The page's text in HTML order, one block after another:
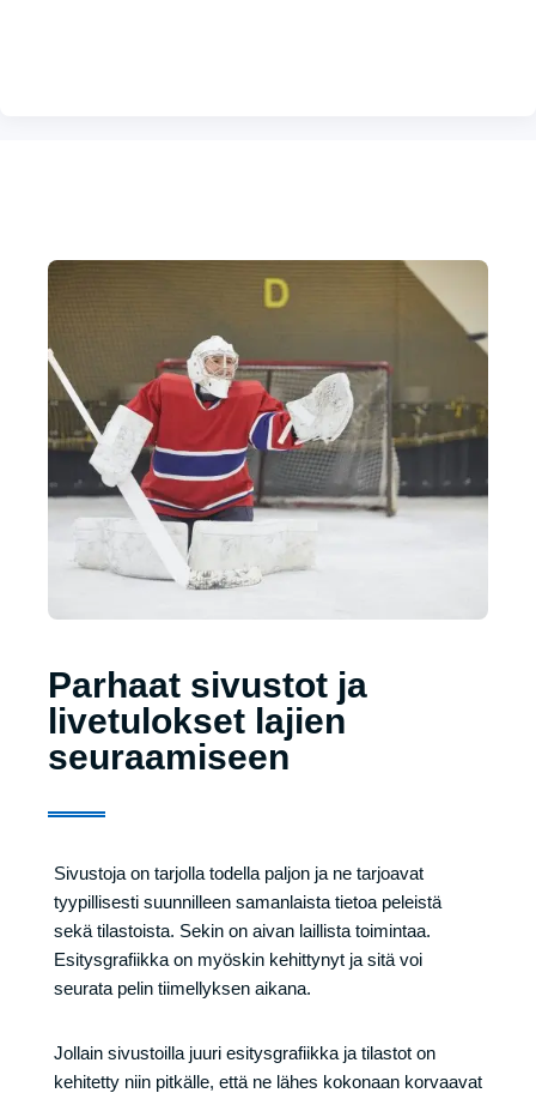
Parhaat sivustot ja
livetulokset lajien
seuraamiseen
Sivustoja on tarjolla todella paljon ja ne tarjoavat
tyypillisesti suunnilleen samanlaista tietoa peleistä
sekä tilastoista. Sekin on aivan laillista toimintaa.
Esitysgrafiikka on myöskin kehittynyt ja sitä voi
seurata pelin tiimellyksen aikana.
Jollain sivustoilla juuri esitysgrafiikka ja tilastot on
kehitetty niin pitkälle, että ne lähes kokonaan korvaavat